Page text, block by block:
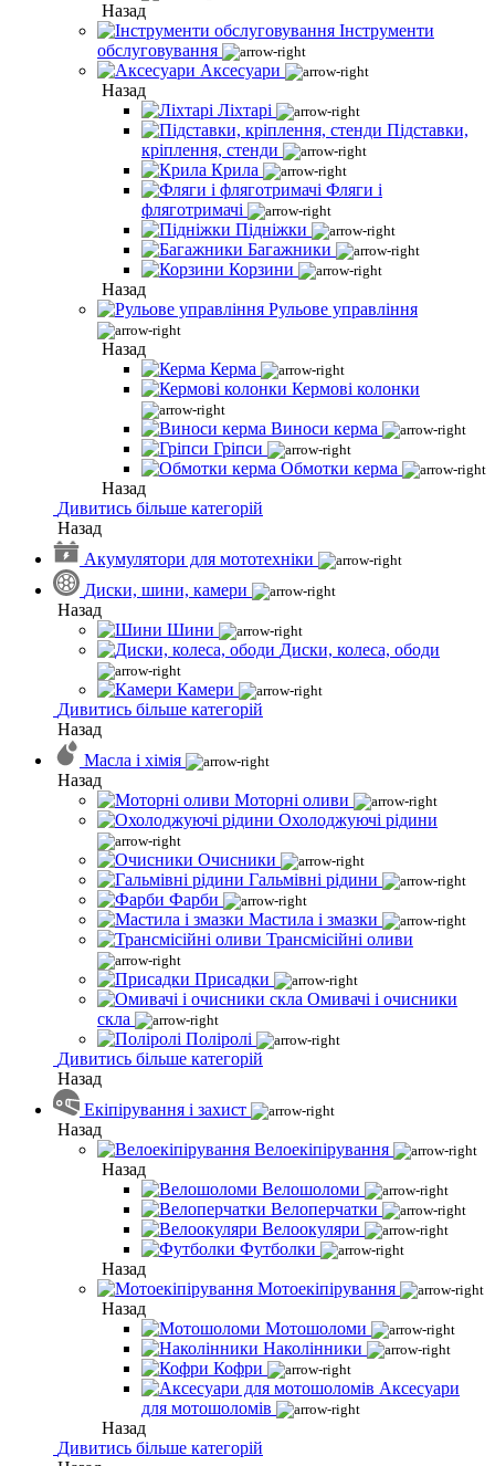
Назад
Інструменти
обслуговування
Аксесуари
Назад
Ліхтарі
Підставки,
кріплення, стенди
Крила
Фляги і
фляготримачі
Підніжки
Багажники
Корзини
Назад
Рульове управління
Назад
Керма
Кермові колонки
Виноси керма
Гріпси
Обмотки керма
Назад
Дивитись більше категорій
Назад
Акумулятори для мототехніки
Диски, шини, камери
Назад
Шини
Диски, колеса, ободи
Камери
Дивитись більше категорій
Назад
Масла і хімія
Назад
Моторні оливи
Охолоджуючі рідини
Очисники
Гальмівні рідини
Фарби
Мастила і змазки
Трансмісійні оливи
Присадки
Омивачі і очисники
скла
Поліролі
Дивитись більше категорій
Назад
Екіпірування і захист
Назад
Велоекіпірування
Назад
Велошоломи
Велоперчатки
Велоокуляри
Футболки
Назад
Мотоекіпірування
Назад
Мотошоломи
Наколінники
Кофри
Аксесуари
для мотошоломів
Назад
Дивитись більше категорій